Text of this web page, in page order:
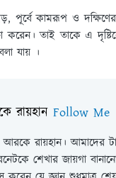
পূর্বে কামরূপ ও
করেন। তাই তাকে এ
যায় ।
রায়হান Follow Me
রায়হান। আমাদের
শেখার জায়গা